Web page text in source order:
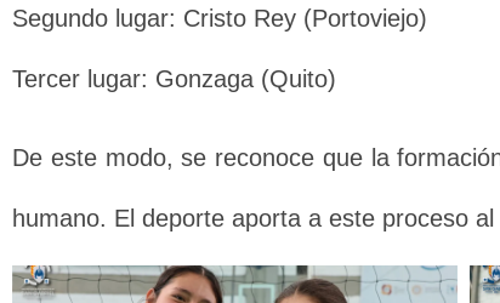
Segundo lugar: Cristo Rey (Portoviejo)
Tercer lugar: Gonzaga (Quito)
De este modo, se reconoce que la
humano. El deporte aporta a este proceso